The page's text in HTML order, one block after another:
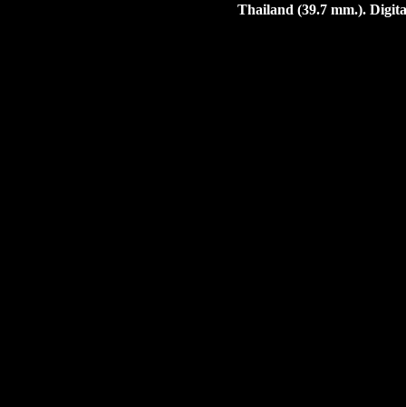
Thailand (39.7 mm.).